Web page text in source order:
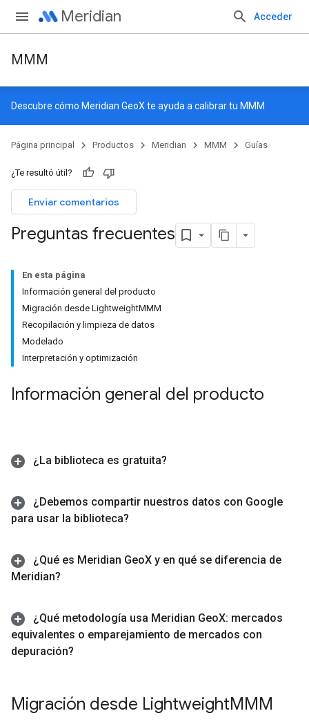
Meridian Acceder
MMM
Descubre cómo Meridian GeoX te ayuda a calibrar tu MMM
Página principal Productos Meridian MMM Guías
¿Te resultó útil?
Enviar comentarios
Preguntas frecuentes
En esta página
Información general del producto
Migración desde LightweightMMM
Recopilación y limpieza de datos
Modelado
Interpretación y optimización
Información general del producto
¿La biblioteca es gratuita?
¿Debemos compartir nuestros datos con Google
para usar la biblioteca?
¿Qué es Meridian GeoX y en qué se diferencia de
Meridian?
¿Qué metodología usa Meridian GeoX: mercados
equivalentes o emparejamiento de mercados con
depuración?
Migración desde LightweightMMM